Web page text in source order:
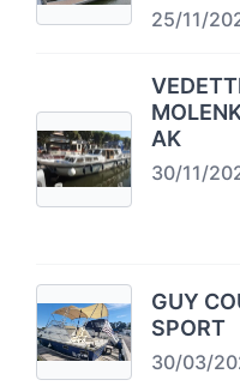
25/11/
AK
30/11/
GUY
SPORT
30/03/